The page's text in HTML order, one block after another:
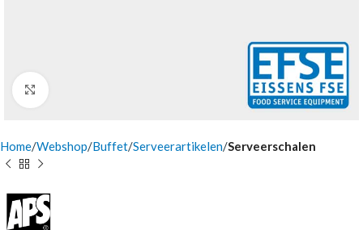
Home Webshop Buffet Serveerartikelen Serveerschalen